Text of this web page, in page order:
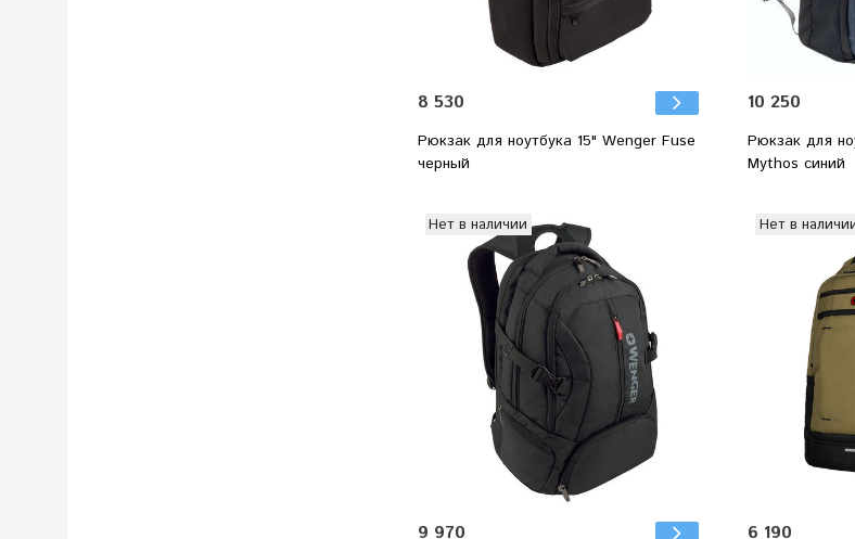
8 530
Рюкзак для ноутбука 15" Wenger Fuse
черный
10 250
Рюкзак для
Mythos синий
Нет в наличии
9 970
Нет в
6 190